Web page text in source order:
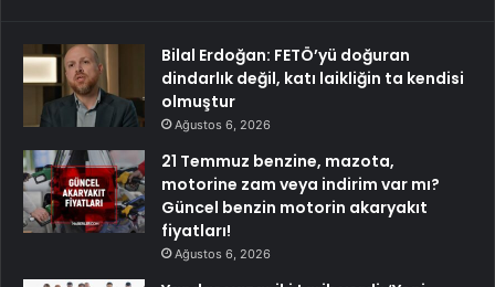
Bilal Erdoğan: FETÖ’yü doğuran
dindarlık değil, katı laikliğin ta kendisi
olmuştur
Ağustos 6, 2026
21 Temmuz benzine, mazota,
motorine zam veya indirim var mı?
Güncel benzin motorin akaryakıt
fiyatları!
Ağustos 6, 2026